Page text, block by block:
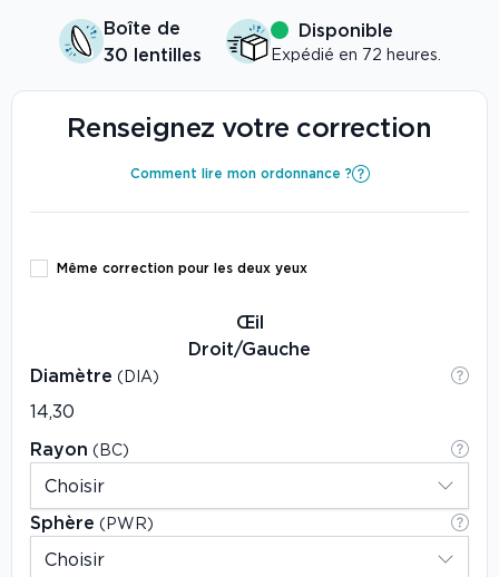
Boîte de
30 lentilles
Disponible
Expédié en 72 heures.
Renseignez votre correction
Comment lire mon ordonnance ?
Même correction pour les deux yeux
Œil
Droit/Gauche
Diamètre (DIA)
Rayon (BC)
Sphère (PWR)